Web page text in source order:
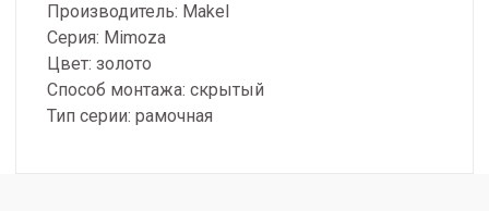
Производитель: Makel
Серия: Mimoza
Цвет: золото
Способ монтажа: скрытый
Тип серии: рамочная